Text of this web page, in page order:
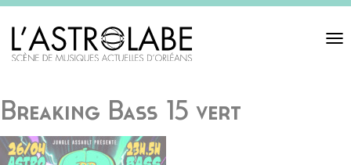
Toggle
Breaking Bass 15 vert